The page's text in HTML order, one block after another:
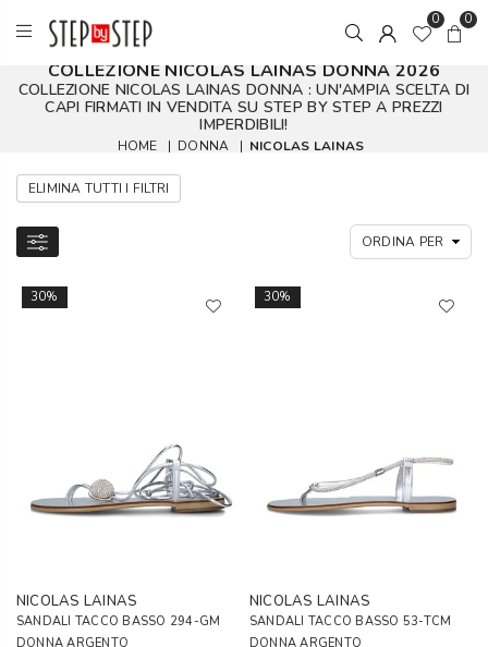
0 0
COLLEZIONE NICOLAS LAINAS DONNA 2026
COLLEZIONE NICOLAS LAINAS DONNA : UN'AMPIA SCELTA DI
CAPI FIRMATI IN VENDITA SU STEP BY STEP A PREZZI
IMPERDIBILI!
HOME | DONNA | NICOLAS LAINAS
ELIMINA TUTTI I FILTRI
30%
NICOLAS LAINAS
SANDALI TACCO BASSO 294-GM
DONNA ARGENTO
30%
NICOLAS LAINAS
SANDALI TACCO BASSO 53-TCM
DONNA ARGENTO